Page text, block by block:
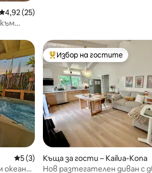
оценка: 4,92 от 5, 25 отзива
4,92 (25)
Средна оценка: 5 от 5, 3 отзива
5 (3)
океана
Най-популярен избор на
Избор на гостите
Къща за гости – Kailua-Kona
Нов разтегателен диван с